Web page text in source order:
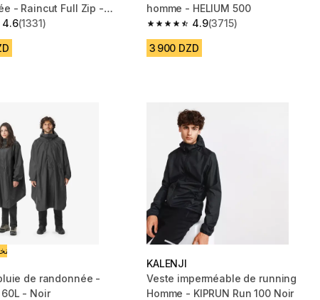
- Raincut Full Zip -
4.6
5 stars from 1331 reviews
(1331)
homme - HELIUM 500
4.9
4.9 out of 5 stars from 3715 reviews
(3715)
3 900 DZD
de randonnée -
- 60L - Noir
KALENJI
Veste imperméable de running
Homme - KIPRUN Run 100 Noir